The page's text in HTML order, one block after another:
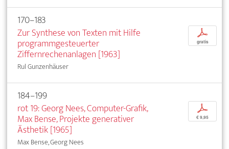
170–183
Zur Synthese von Texten mit Hilfe
programmgesteuerter
Ziffernrechenanlagen [1963]
Rul Gunzenhäuser
p
gratis
184–199
rot 19: Georg Nees, Computer-Grafik,
Max Bense, Projekte generativer
Ästhetik [1965]
Max Bense, Georg Nees
p
€ 9,95